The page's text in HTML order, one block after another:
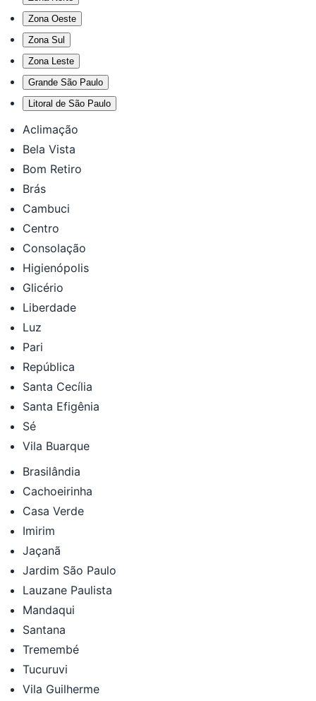
Zona Oeste
Zona Sul
Zona Leste
Grande São Paulo
Litoral de São Paulo
Aclimação
Bela Vista
Bom Retiro
Brás
Cambuci
Centro
Consolação
Higienópolis
Glicério
Liberdade
Luz
Pari
República
Santa Cecília
Santa Efigênia
Sé
Vila Buarque
Brasilândia
Cachoeirinha
Casa Verde
Imirim
Jaçanã
Jardim São Paulo
Lauzane Paulista
Mandaqui
Santana
Tremembé
Tucuruvi
Vila Guilherme